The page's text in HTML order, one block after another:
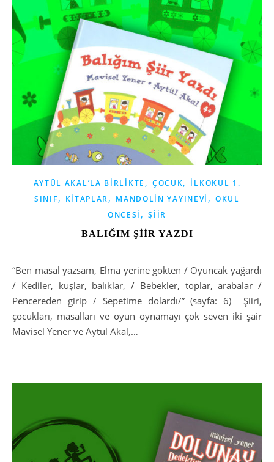
AYTÜL AKAL’LA BIRLIKTE , ÇOCUK, İLKOKUL 1.
SINIF, KITAPLAR, MANDOLIN YAYINEVI ,OKUL
ÖNCESI ,ŞIIR
BALIĞIM ŞİİR YAZDI
“Ben masal yazsam, Elma yerine gökten / Oyuncak yağardı
/ Kediler, kuşlar, balıklar, / Bebekler, toplar, arabalar /
Pencereden girip / Sepetime dolardı/” (sayfa: 6) Şiiri,
çocukları, masalları ve oyun oynamayı çok seven iki şair
Mavisel Yener ve Aytül Akal,…